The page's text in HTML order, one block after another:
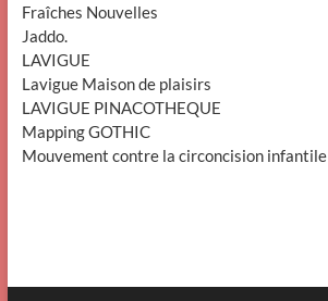
Fraîches Nouvelles
Jaddo.
LAVIGUE
Lavigue Maison de plaisirs
LAVIGUE PINACOTHEQUE
Mapping GOTHIC
Mouvement contre la circoncision infantile